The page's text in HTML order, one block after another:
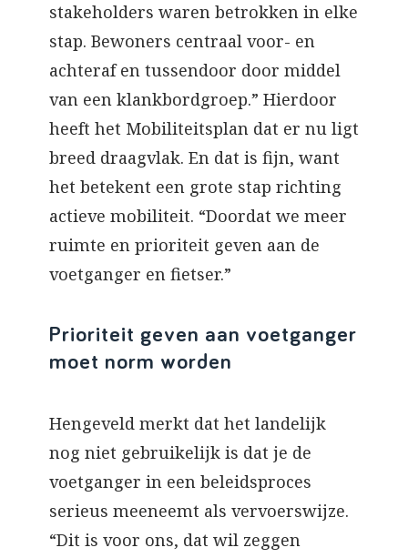
stakeholders waren betrokken in elke
stap. Bewoners centraal voor- en
achteraf en tussendoor door middel
van een klankbordgroep.” Hierdoor
heeft het Mobiliteitsplan dat er nu ligt
breed draagvlak. En dat is fijn, want
het betekent een grote stap richting
actieve mobiliteit. “Doordat we meer
ruimte en prioriteit geven aan de
voetganger en fietser.”
Prioriteit geven aan voetganger
moet norm worden
Hengeveld merkt dat het landelijk
nog niet gebruikelijk is dat je de
voetganger in een beleidsproces
serieus meeneemt als vervoerswijze.
“Dit is voor ons, dat wil zeggen